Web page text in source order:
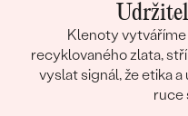
Klenoty
recyklovaného zlata,
vyslat signál, že etika
ruce